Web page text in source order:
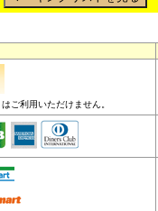
ご利用いただけません。